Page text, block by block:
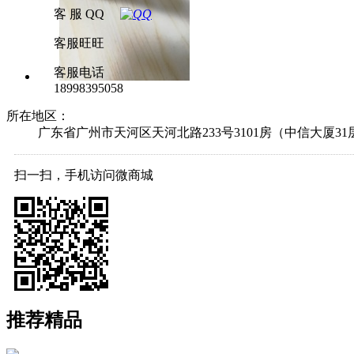
客 服 QQ
客服旺旺
客服电话
18998395058
所在地区：
广东省广州市天河区天河北路233号3101房（中信大厦31
扫一扫，手机访问微商城
推荐精品